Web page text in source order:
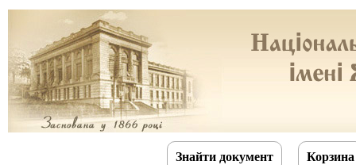
Знайти документ Корзина